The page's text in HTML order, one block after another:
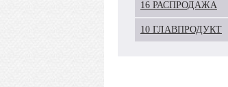
16 РАСПРОДАЖА
10 ГЛАВПРОДУКТ